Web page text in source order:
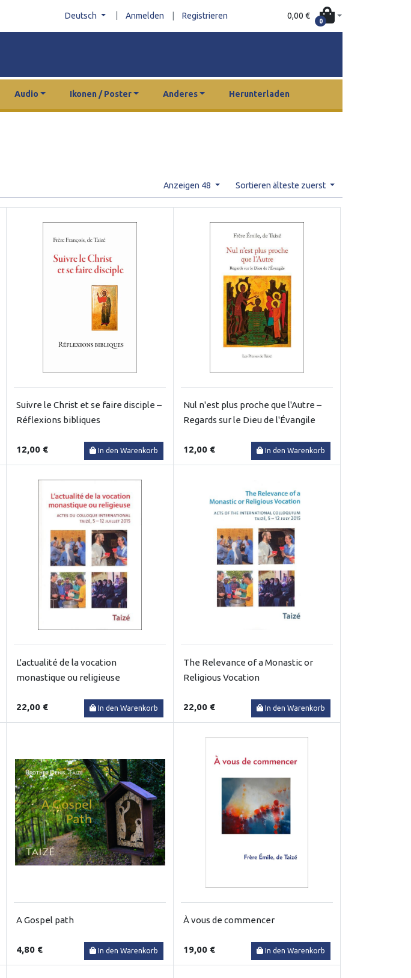
Deutsch Anmelden Registrieren 0,00 €
0
Audio Ikonen / Poster Anderes Herunterladen
Anzeigen 48 Sortieren älteste zuerst
Suivre le Christ et se faire disciple –
Réflexions bibliques
12,00 € In den Warenkorb
Nul n'est plus proche que l'Autre –
Regards sur le Dieu de l'Évangile
12,00 € In den Warenkorb
L'actualité de la vocation
monastique ou religieuse
22,00 € In den Warenkorb
The Relevance of a Monastic or
Religious Vocation
22,00 € In den Warenkorb
A Gospel path
4,80 € In den Warenkorb
À vous de commencer
19,00 € In den Warenkorb